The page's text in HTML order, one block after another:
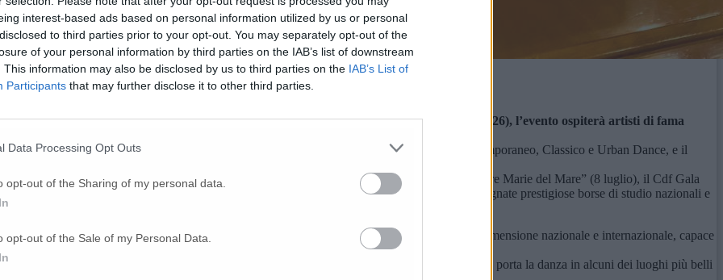
interest-based ads based on personal information utilized by us or personal
to third parties prior to your opt-out. You may separately opt-out of the
of your personal information by third parties on the IAB’s list of downstream
This information may also be disclosed by us to third parties on the IAB’s List of
Participants that may further disclose it to other third parties.
Data Processing Opt Outs
opt-out of the Sharing of my personal data.
opt-out of the Sale of my Personal Data.
danza con la XVIII edizione del Conero Dance Festival & Camp.
di Cristiano Marcelli e il supporto del Comune di Ancona (tramite il bando Cultura 2026), l’evento ospiterà artisti di fama
Mole Vanvitelliana, Piazza del Plebiscito, il Teatro Panettone e La Luna Dance Center.
per danzatori italiani e stranieri: il Cdf Camp (7–11 luglio), dedicato a Modern, Contemporaneo, Classico e Urban Dance, e il
di Pina Bausch.
collettivo Lunatics (6 luglio, Teatro Panettone), dedicata a Michael Jackson. Seguiranno “Le Tre Marie del Mare” (8 luglio), il Cdf Gala
e la restituzione del Wuppertanz (19 luglio). Attraverso il Cdf Camp saranno inoltre assegnate prestigiose borse di studio nazionali e
Dance Festival si conferma la capacità di Ancona di ospitare un progetto artistico con una dimensione nazionale e internazionale, capace
In questa direzione il festival interpreta pienamente lo spirito di Ancona 2028».
Dance Festival rappresenta un’importante occasione di valorizzazione della città, perché porta la danza in alcuni dei luoghi più belli